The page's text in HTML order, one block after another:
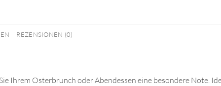
REZENSIONEN (0)
Ihrem Osterbrunch oder Abendessen eine besondere Note.